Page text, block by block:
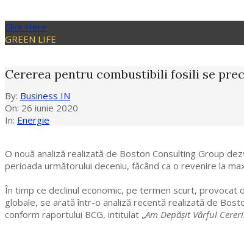
Click Here
GREEN LIFE
Cererea pentru combustibili fosili se
By: Business IN
On: 26 iunie 2020
In: Energie
O nouă analiză realizată de Boston Consulting Group
perioada următorului deceniu, făcând ca o revenire la
În timp ce declinul economic, pe termen scurt,
globale, se arată într-o analiză recentă realizată de
conform raportului BCG, intitulat „Am Depășit Vârful